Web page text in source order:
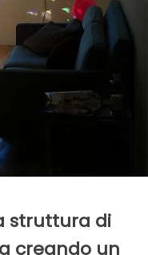
struttura di
creando un